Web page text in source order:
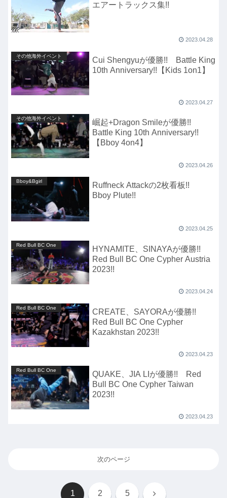
エアートラックス集!!
2023.04.28
その他海外イベント
Cui Shengyuが優勝!! Battle King
10th Anniversary!!【Kids 1on1】
2023.04.27
その他海外イベント
崛起+Dragon Smileが優勝!!
Battle King 10th Anniversary!!
【Bboy 4on4】
2023.04.26
Bboy&Bgirl
Ruffneck Attackの2枚看板!!
Bboy Plute!!
2023.04.25
Red Bull BC One
HYNAMITE、SINAYAが優勝!!
Red Bull BC One Cypher Austria
2023!!
2023.04.24
Red Bull BC One
CREATE、SAYORAが優勝!!
Red Bull BC One Cypher
Kazakhstan 2023!!
2023.04.23
Red Bull BC One
QUAKE、JIA LIが優勝!! Red
Bull BC One Cypher Taiwan
2023!!
2023.04.23
次のページ
1 2 5 次